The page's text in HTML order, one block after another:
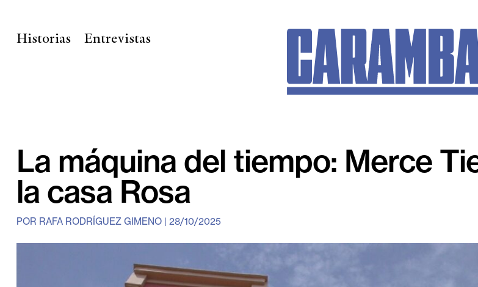
Historias Entrevistas
La máquina del tiempo: Merce
la casa Rosa
POR RAFA RODRÍGUEZ GIMENO | 28/10/2025